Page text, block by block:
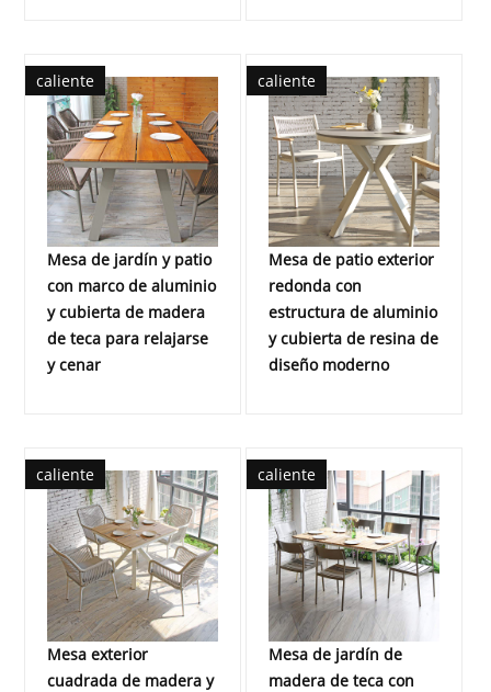
caliente
Mesa de jardín y patio
con marco de aluminio
y cubierta de madera
de teca para relajarse
y cenar
caliente
Mesa de patio exterior
redonda con
estructura de aluminio
y cubierta de resina de
diseño moderno
caliente
Mesa exterior
cuadrada de madera y
caliente
Mesa de jardín de
madera de teca con